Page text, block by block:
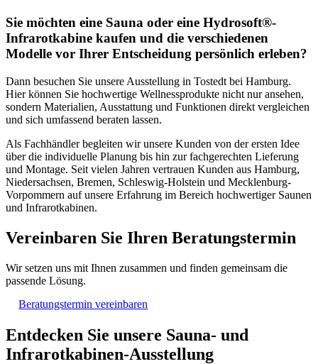
Sie möchten eine Sauna oder eine Hydrosoft®-
Infrarotkabine kaufen und die verschiedenen
Modelle vor Ihrer Entscheidung persönlich erleben?
Dann besuchen Sie unsere Ausstellung in Tostedt bei Hamburg.
Hier können Sie hochwertige Wellnessprodukte nicht nur ansehen,
sondern Materialien, Ausstattung und Funktionen direkt vergleichen
und sich umfassend beraten lassen.
Als Fachhändler begleiten wir unsere Kunden von der ersten Idee
über die individuelle Planung bis hin zur fachgerechten Lieferung
und Montage. Seit vielen Jahren vertrauen Kunden aus Hamburg,
Niedersachsen, Bremen, Schleswig-Holstein und Mecklenburg-
Vorpommern auf unsere Erfahrung im Bereich hochwertiger Saunen
und Infrarotkabinen.
Vereinbaren Sie Ihren Beratungstermin
Wir setzen uns mit Ihnen zusammen und finden gemeinsam die
passende Lösung.
Beratungstermin vereinbaren
Entdecken Sie unsere Sauna- und
Infrarotkabinen-Ausstellung